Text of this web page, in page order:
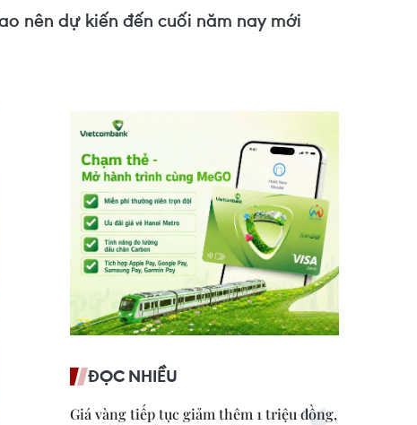
nên dự kiến đến cuối năm nay mới
ĐỌC NHIỀU
Giá vàng tiếp tục giảm thêm 1 triệu đồng,